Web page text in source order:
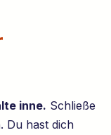
inne. Schließe
Du hast dich